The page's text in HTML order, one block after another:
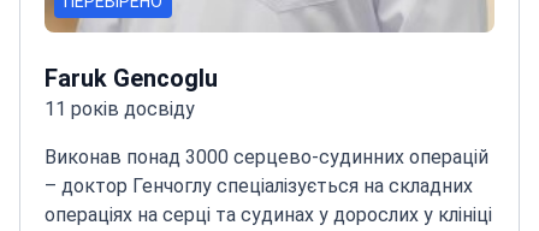
Faruk Gencoglu
11 років досвіду
Виконав понад 3000 серцево-судинних операцій
– доктор Генчоглу спеціалізується на складних
операціях на серці та судинах у дорослих у клініці